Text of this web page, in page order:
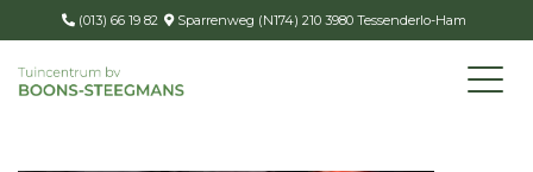
(013) 66 19 82 Sparrenweg (N174) 210 3980 Tessenderlo-Ham